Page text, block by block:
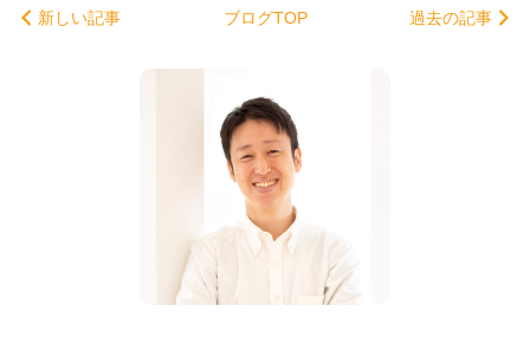
新しい記事 ブログTOP 過去の記事